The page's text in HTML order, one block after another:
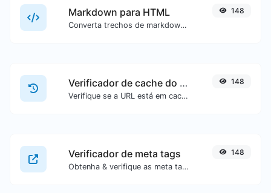
Markdown para HTML
Converta trechos de markdown em código HTML puro.
148
Verificador de cache do Google
Verifique se a URL está em cache ou não pelo Google.
148
Verificador de meta tags
Obtenha & verifique as meta tags de qualquer site.
148